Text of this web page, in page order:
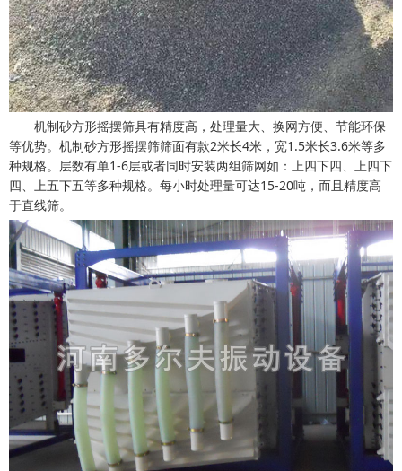
机制砂方形摇摆筛具有精度高，处理量大、换网方便、节能环保
等优势。机制砂方形摇摆筛筛面有款2米长4米，宽1.5米长3.6米等多
种规格。层数有单1-6层或者同时安装两组筛网如：上四下四、上四下
四、上五下五等多种规格。每小时处理量可达15-20吨，而且精度高
于直线筛。